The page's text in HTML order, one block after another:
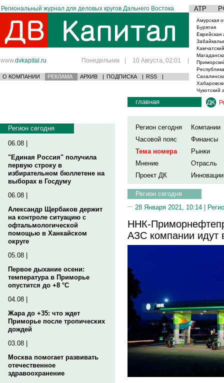
Региональный журнал для деловых кругов Дальнего Востока АТР
www.dvkapital.ru Понедельник | 10 Августа, 02:01 |
О КОМПАНИИ РЕКЛАМА АРХИВ | ПОДПИСКА | RSS |
Амурская
Бурятия
Еврейская
Чукотский
Регион сегодня
06.08 |
"Единая Россия" получила
первую строку в
избирательном бюллетене на
выборах в Госдуму
06.08 |
Александр Щербаков держит
на контроле ситуацию с
офтальмологической
помощью в Ханкайском
округе
05.08 |
Первое дыхание осени:
температура в Приморье
опустится до +8 °C
04.08 |
Жара до +35: что ждет
Приморье после тропических
дождей
03.08 |
Москва помогает развивать
отечественное
здравоохранение
главная
Регион сегодня
Компании
Часовой пояс
Финансы
Тема номера
Рынки
Мнение
Отрасль
Проект ДК
Инновации
Регион сегодня
28 Января 2021, 10:14 |
ННК-
АЗС компании идут